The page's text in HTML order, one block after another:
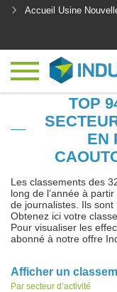
Accueil Usine
TOP
EN
Les classements des
long de l’année à
de journalistes. Ils sont
Obtenez ici votre
Pour visualiser les
abonné à notre offre
Afficher un
Par secteur d’activité